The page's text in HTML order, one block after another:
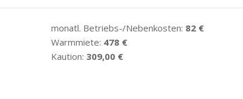
monatl. Betriebs-/Nebenkosten: 82 €
Warmmiete: 478 €
Kaution: 309,00 €